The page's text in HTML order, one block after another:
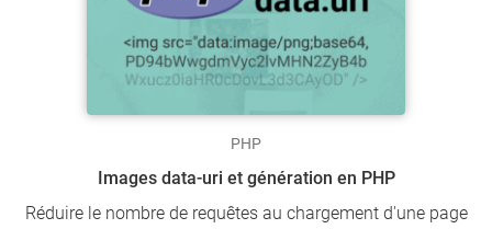
PHP
Images data-uri et génération en PHP
Réduire le nombre de requêtes au chargement d'une page